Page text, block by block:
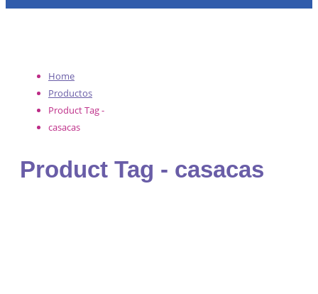
Home
Productos
Product Tag -
casacas
Product Tag - casacas